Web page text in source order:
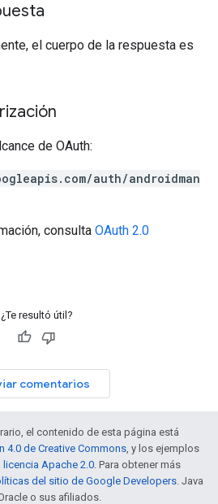
el cuerpo de la respuesta es
de OAuth:
auth/androidman
consulta OAuth 2.0
¿Te resultó útil?
comentarios
el contenido de esta página está
4.0 de Creative Commons, y los ejemplos
licencia Apache 2.0. Para obtener más
del sitio de Google Developers. Java
o sus afiliados.